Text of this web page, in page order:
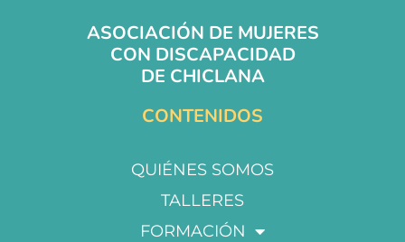
ASOCIACIÓN DE MUJERES
CON DISCAPACIDAD
DE CHICLANA
CONTENIDOS
QUIÉNES SOMOS
TALLERES
FORMACIÓN